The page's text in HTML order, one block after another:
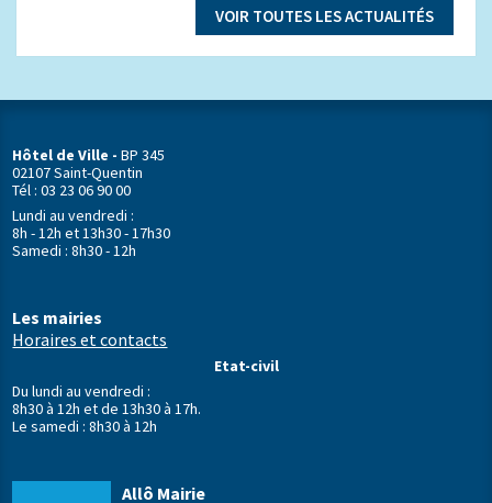
VOIR TOUTES LES ACTUALITÉS
Hôtel de Ville - BP 345
02107 Saint-Quentin
Tél : 03 23 06 90 00
Lundi au vendredi :
8h - 12h et 13h30 - 17h30
Samedi : 8h30 - 12h
Les mairies
Horaires et contacts
Etat-civil
Du lundi au vendredi :
8h30 à 12h et de 13h30 à 17h.
Le samedi : 8h30 à 12h
Allô Mairie